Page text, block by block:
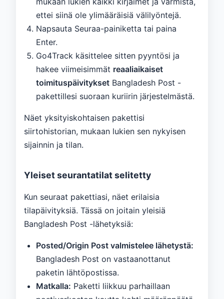
ettei siinä ole ylimääräisiä välilyöntejä.
Napsauta Seuraa-painiketta tai paina
Enter.
Go4Track käsittelee sitten pyyntösi ja
hakee viimeisimmät reaaliaikaiset
toimituspäivitykset Bangladesh Post -
pakettillesi suoraan kuriirin järjestelmästä.
Näet yksityiskohtaisen pakettisi
siirtohistorian, mukaan lukien sen nykyisen
sijainnin ja tilan.
Yleiset seurantatilat selitetty
Kun seuraat pakettiasi, näet erilaisia ​​
tilapäivityksiä. Tässä on joitain yleisiä
Bangladesh Post -lähetyksiä:
Posted/Origin Post valmistelee lähetystä:
Bangladesh Post on vastaanottanut
paketin lähtöpostissa.
Matkalla: Paketti liikkuu parhaillaan